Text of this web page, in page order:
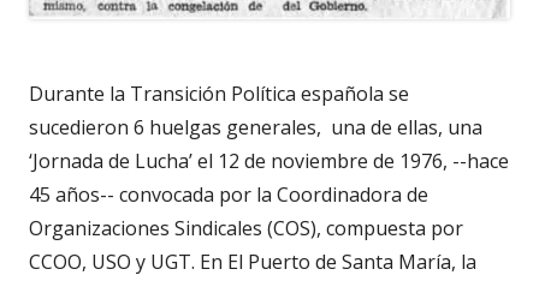
Durante la Transición Política española se
sucedieron 6 huelgas generales, una de ellas, una
‘Jornada de Lucha’ el 12 de noviembre de 1976, --hace
45 años-- convocada por la Coordinadora de
Organizaciones Sindicales (COS), compuesta por
CCOO, USO y UGT. En El Puerto de Santa María, la